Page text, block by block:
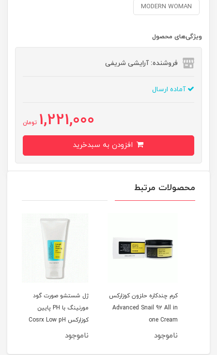
MODERN WOMAN
ویژگی‌های محصول
فروشنده: آرایشی شریفی
آماده ارسال
1,221,000 تومان
محصولات مرتبط
کرم چندکاره حلزون کوزارکس
Advanced Snail 92 All in
one Cream
ناموجود
ژل شستشو صورت گود
مورنینگ با PH پایین
کوزارکس Cosrx Low pH
Good Morning Gel
ناموجود